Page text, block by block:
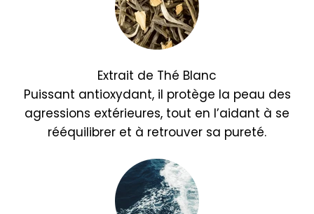
Extrait de Thé Blanc
Puissant antioxydant, il protège la peau des
agressions extérieures, tout en l’aidant à se
rééquilibrer et à retrouver sa pureté.